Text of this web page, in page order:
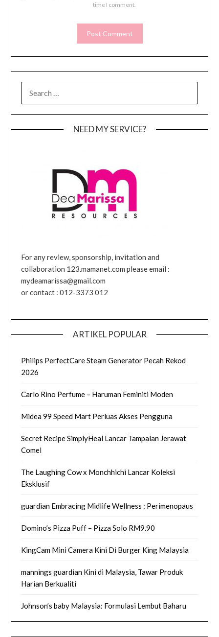
time I comment.
FOR:
NEED MY SERVICE?
For any review, sponsorship, invitation and
collaboration 123.mamanet.com please email :
mydeamarissa@gmail.com
or contact : 012-3373 012
ARTIKEL POPULAR
Philips PerfectCare Steam Generator Pecah Rekod
2026
Carlo Rino Perfume – Haruman Feminiti Moden
Midea 99 Speed Mart Perluas Akses Pengguna
Secret Recipe SimplyHeal Lancar Tampalan Jerawat
Comel
The Laughing Cow x Monchhichi Lancar Koleksi
Eksklusif
guardian Embracing Midlife Wellness : Perimenopaus
Domino’s Pizza Puff – Pizza Solo RM9.90
KingCam Mini Camera Kini Di Burger King Malaysia
mannings guardian Kini di Malaysia, Tawar Produk
Harian Berkualiti
Johnson’s baby Malaysia: Formulasi Lembut Baharu